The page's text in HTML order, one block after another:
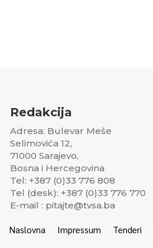
Redakcija
Adresa: Bulevar Meše
Selimovića 12,
71000 Sarajevo,
Bosna i Hercegovina
Tel: +387 (0)33 776 808
Tel (desk): +387 (0)33 776 770
E-mail : pitajte@tvsa.ba
Naslovna Impressum Tenderi